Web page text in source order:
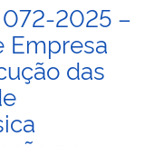
2025 –
Empresa
das